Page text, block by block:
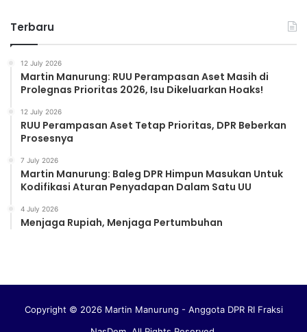
Terbaru
12 July 2026
Martin Manurung: RUU Perampasan Aset Masih di
Prolegnas Prioritas 2026, Isu Dikeluarkan Hoaks!
12 July 2026
RUU Perampasan Aset Tetap Prioritas, DPR Beberkan
Prosesnya
7 July 2026
Martin Manurung: Baleg DPR Himpun Masukan Untuk
Kodifikasi Aturan Penyadapan Dalam Satu UU
4 July 2026
Menjaga Rupiah, Menjaga Pertumbuhan
Copyright © 2026 Martin Manurung - Anggota DPR RI Fraksi